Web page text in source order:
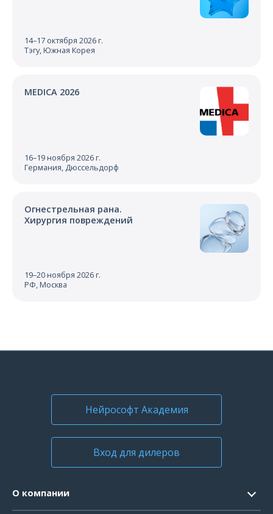
14–17 октября 2026 г.
Тэгу, Южная Корея
MEDICA 2026
16–19 ноября 2026 г.
Германия, Дюссельдорф
Огнестрельная рана.
Хирургия повреждений
19–20 ноября 2026 г.
РФ, Москва
Нейрософт Академия
Вход для дилеров
О компании